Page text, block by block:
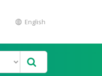
English